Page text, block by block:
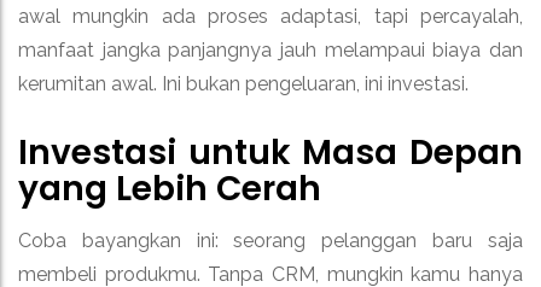
awal mungkin ada proses adaptasi, tapi percayalah,
manfaat jangka panjangnya jauh melampaui biaya dan
kerumitan awal. Ini bukan pengeluaran, ini investasi.
Investasi untuk Masa Depan
yang Lebih Cerah
Coba bayangkan ini: seorang pelanggan baru saja
membeli produkmu. Tanpa CRM, mungkin kamu hanya